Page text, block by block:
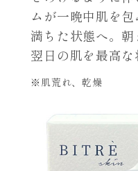
ムが一晩中肌を
満ちた状態へ。朝
翌日の肌を最高な
※肌荒れ、乾燥